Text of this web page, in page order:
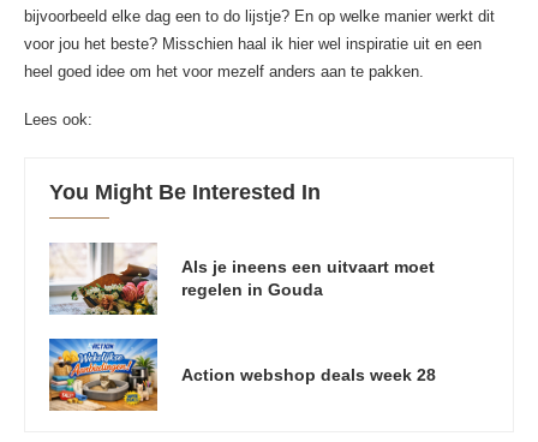
bijvoorbeeld elke dag een to do lijstje? En op welke manier werkt dit
voor jou het beste? Misschien haal ik hier wel inspiratie uit en een
heel goed idee om het voor mezelf anders aan te pakken.
Lees ook:
You Might Be Interested In
Als je ineens een uitvaart moet
regelen in Gouda
Action webshop deals week 28